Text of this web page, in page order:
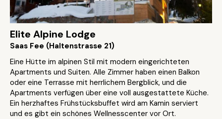
Elite Alpine Lodge
Saas Fee (Haltenstrasse 21)
Eine Hütte im alpinen Stil mit modern eingerichteten
Apartments und Suiten. Alle Zimmer haben einen Balkon
oder eine Terrasse mit herrlichem Bergblick, und die
Apartments verfügen über eine voll ausgestattete Küche.
Ein herzhaftes Frühstücksbuffet wird am Kamin serviert
und es gibt ein schönes Wellnesscenter vor Ort.